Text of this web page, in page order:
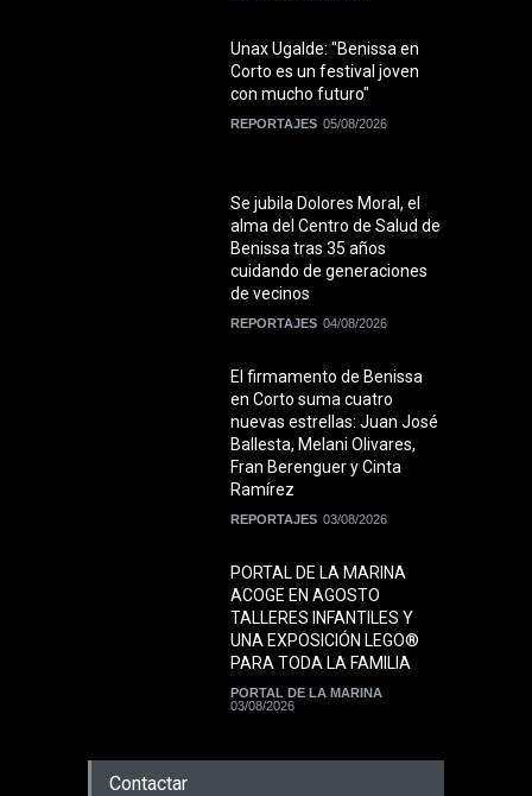
Unax Ugalde: "Benissa en
Corto es un festival joven
con mucho futuro"
REPORTAJES 05/08/2026
Se jubila Dolores Moral, el
alma del Centro de Salud de
Benissa tras 35 años
cuidando de generaciones
de vecinos
REPORTAJES 04/08/2026
El firmamento de Benissa
en Corto suma cuatro
nuevas estrellas: Juan José
Ballesta, Melani Olivares,
Fran Berenguer y Cinta
Ramírez
REPORTAJES 03/08/2026
PORTAL DE LA MARINA
ACOGE EN AGOSTO
TALLERES INFANTILES Y
UNA EXPOSICIÓN LEGO®
PARA TODA LA FAMILIA
PORTAL DE LA MARINA
03/08/2026
Contactar